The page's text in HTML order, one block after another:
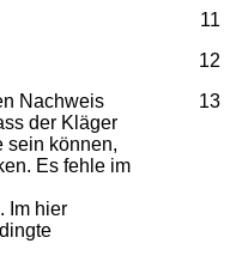
11
12
13
Nachweis
der Kläger
sein können,
Es fehle im
Im hier